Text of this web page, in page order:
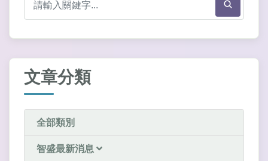
文章分類
全部類別
智盛最新消息